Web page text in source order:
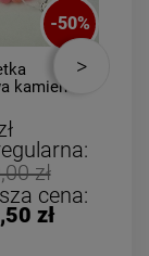
-50%
kamień
zł
cena:
zł